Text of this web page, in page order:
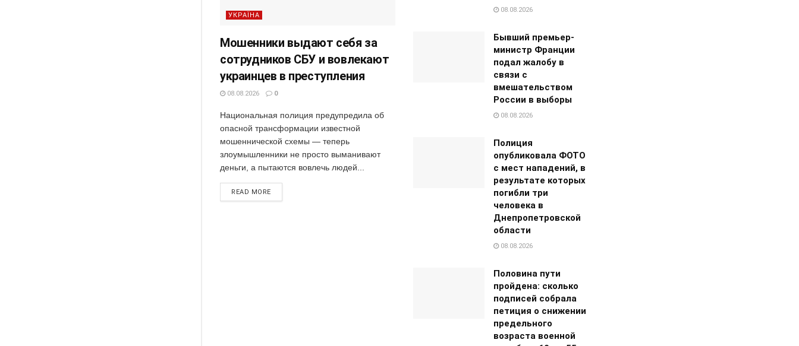
УКРАЇНА
Мошенники выдают себя за
сотрудников СБУ и вовлекают
украинцев в преступления
08.08.2026 0
Национальная полиция предупредила об
опасной трансформации известной
мошеннической схемы — теперь
злоумышленники не просто выманивают
деньги, а пытаются вовлечь людей...
READ MORE
08.08.2026
Бывший премьер-
министр Франции
подал жалобу в
связи с
вмешательством
России в выборы
08.08.2026
Полиция
опубликовала ФОТО
с мест нападений, в
результате которых
погибли три
человека в
Днепропетровской
области
08.08.2026
Половина пути
пройдена: сколько
подписей собрала
петиция о снижении
предельного
возраста военной